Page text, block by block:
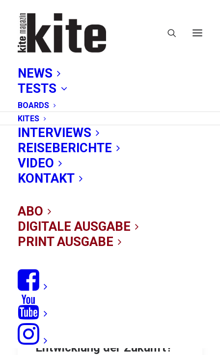
NEWS
TESTS
BOARDS
KITES
INTERVIEWS
REISEBERICHTE
VIDEO
KONTAKT
ABO
DIGITALE AUSGABE
PRINT AUSGABE
wissenschaft
Projekt TETA: Die Kite-
Entwicklung der Zukunft?